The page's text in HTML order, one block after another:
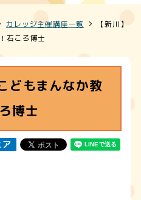
カレッジ主催講座一覧
【新川】
石ころ博士
どもまんなか教
博士